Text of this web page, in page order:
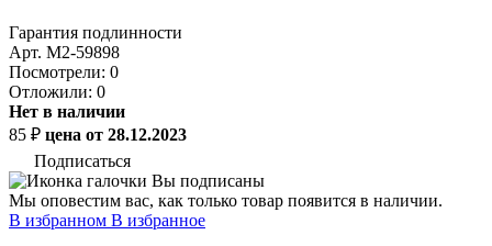
Гарантия подлинности
Арт. M2-59898
Посмотрели: 0
Отложили: 0
Нет в наличии
85 ₽ цена от 28.12.2023
Подписаться
Вы подписаны
Мы оповестим вас, как только товар появится в наличии.
В избранном В избранное